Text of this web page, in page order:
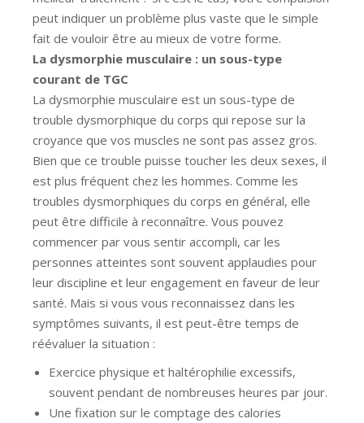
peut indiquer un problème plus vaste que le simple
fait de vouloir être au mieux de votre forme.
La dysmorphie musculaire : un sous-type
courant de TGC
La dysmorphie musculaire est un sous-type de
trouble dysmorphique du corps qui repose sur la
croyance que vos muscles ne sont pas assez gros.
Bien que ce trouble puisse toucher les deux sexes, il
est plus fréquent chez les hommes. Comme les
troubles dysmorphiques du corps en général, elle
peut être difficile à reconnaître. Vous pouvez
commencer par vous sentir accompli, car les
personnes atteintes sont souvent applaudies pour
leur discipline et leur engagement en faveur de leur
santé. Mais si vous vous reconnaissez dans les
symptômes suivants, il est peut-être temps de
réévaluer la situation :
Exercice physique et haltérophilie excessifs,
souvent pendant de nombreuses heures par jour.
Une fixation sur le comptage des calories